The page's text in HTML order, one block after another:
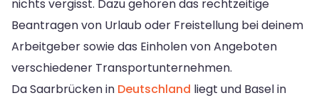
nichts vergisst. Dazu gehören das rechtzeitige
Beantragen von Urlaub oder Freistellung bei deinem
Arbeitgeber sowie das Einholen von Angeboten
verschiedener Transportunternehmen.
Da Saarbrücken in Deutschland liegt und Basel in